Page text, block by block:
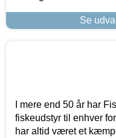
Se
I mere end 50 år har
fiskeudstyr til enhver
har altid været et